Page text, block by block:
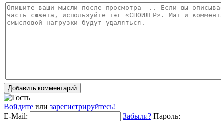
Добавить комментарий
Войдите или зарегистрируйтесь!
E-Mail:
Забыли? Пароль: